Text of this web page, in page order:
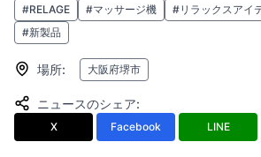
#RELAGE #マッサージ機 #リラックスアイ
#新製品
場所: 大阪府堺市
ニュースのシェア:
X Facebook LINE